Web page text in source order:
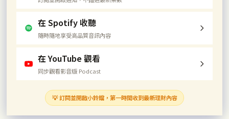
在 Spotify 收聽
隨時隨地享受高品質音訊內容
在 YouTube 觀看
同步觀看影音版 Podcast
💡 訂閱並開啟小鈴鐺，第一時間收到最新理財內容